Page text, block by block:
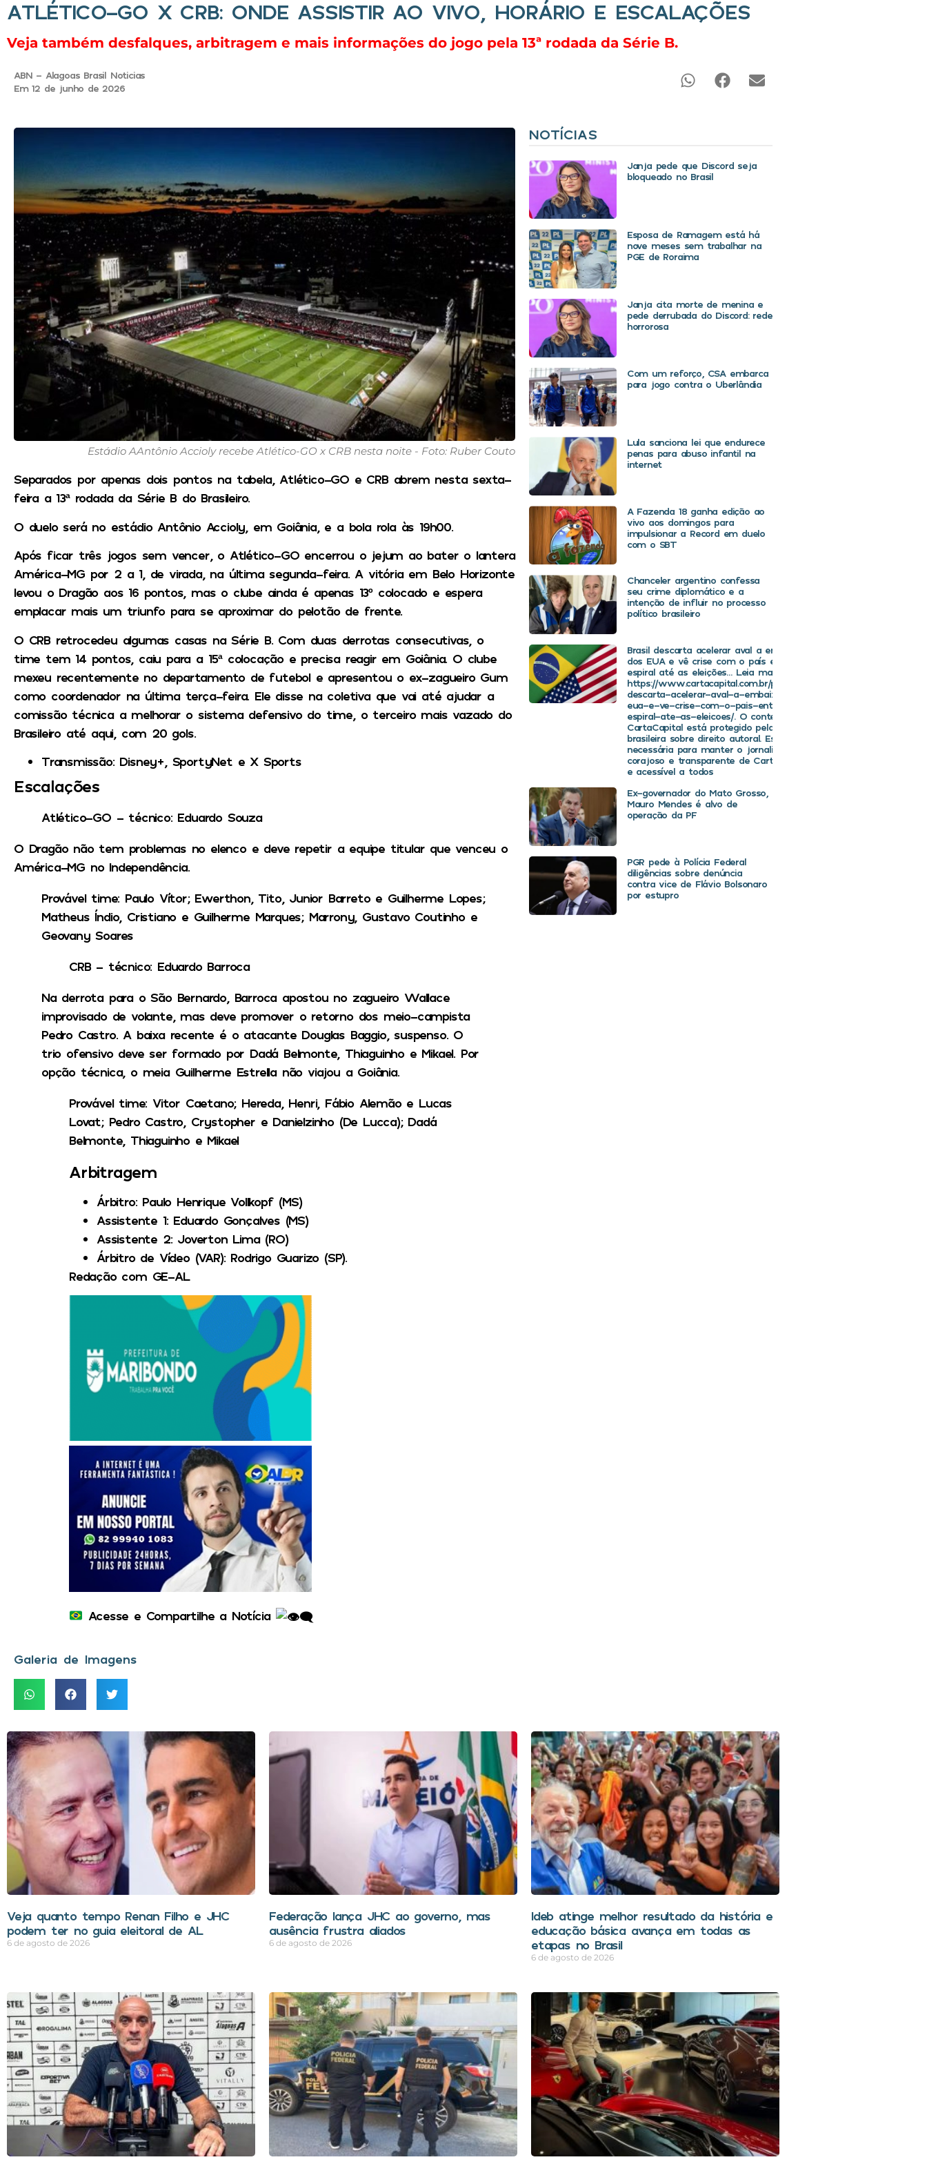
ATLÉTICO-GO X CRB: ONDE ASSISTIR AO VIVO, HORÁRIO E ESCALAÇÕES
Veja também desfalques, arbitragem e mais informações do jogo pela 13ª rodada da Série B.
ABN - Alagoas Brasil Noticias
Em 12 de junho de 2026
Estádio AAntônio Accioly recebe Atlético-GO x CRB nesta noite - Foto: Ruber Couto
Separados por apenas dois pontos na tabela, Atlético-GO e CRB abrem nesta sexta-
feira a 13ª rodada da Série B do Brasileiro.
O duelo será no estádio Antônio Accioly, em Goiânia, e a bola rola às 19h00.
Após ficar três jogos sem vencer, o Atlético-GO encerrou o jejum ao bater o lantera
América-MG por 2 a 1, de virada, na última segunda-feira. A vitória em Belo Horizonte
levou o Dragão aos 16 pontos, mas o clube ainda é apenas 13º colocado e espera
emplacar mais um triunfo para se aproximar do pelotão de frente.
O CRB retrocedeu algumas casas na Série B. Com duas derrotas consecutivas, o
time tem 14 pontos, caiu para a 15ª colocação e precisa reagir em Goiânia. O clube
mexeu recentemente no departamento de futebol e apresentou o ex-zagueiro Gum
como coordenador na última terça-feira. Ele disse na coletiva que vai até ajudar a
comissão técnica a melhorar o sistema defensivo do time, o terceiro mais vazado do
Brasileiro até aqui, com 20 gols.
Transmissão: Disney+, SportyNet e X Sports
Escalações
Atlético-GO – técnico: Eduardo Souza
O Dragão não tem problemas no elenco e deve repetir a equipe titular que venceu o
América-MG no Independência.
Provável time: Paulo Vítor; Ewerthon, Tito, Junior Barreto e Guilherme Lopes;
Matheus Índio, Cristiano e Guilherme Marques; Marrony, Gustavo Coutinho e
Geovany Soares
CRB – técnico: Eduardo Barroca
Na derrota para o São Bernardo, Barroca apostou no zagueiro Wallace
improvisado de volante, mas deve promover o retorno dos meio-campista
Pedro Castro. A baixa recente é o atacante Douglas Baggio, suspenso. O
trio ofensivo deve ser formado por Dadá Belmonte, Thiaguinho e Mikael. Por
opção técnica, o meia Guilherme Estrella não viajou a Goiânia.
Provável time: Vitor Caetano; Hereda, Henri, Fábio Alemão e Lucas
Lovat; Pedro Castro, Crystopher e Danielzinho (De Lucca); Dadá
Belmonte, Thiaguinho e Mikael
Arbitragem
Árbitro: Paulo Henrique Vollkopf (MS)
Assistente 1: Eduardo Gonçalves (MS)
Assistente 2: Joverton Lima (RO)
Árbitro de Vídeo (VAR): Rodrigo Guarizo (SP).
Redação com GE-AL
Acesse e Compartilhe a Notícia
Galeria de Imagens
NOTÍCIAS
Janja pede que Discord seja
bloqueado no Brasil
Esposa de Ramagem está há
nove meses sem trabalhar na
PGE de Roraima
Janja cita morte de menina e
pede derrubada do Discord: rede
horrorosa
Com um reforço, CSA embarca
para jogo contra o Uberlândia
Lula sanciona lei que endurece
penas para abuso infantil na
internet
A Fazenda 18 ganha edição ao
vivo aos domingos para
impulsionar a Record em duelo
com o SBT
Chanceler argentino confessa
seu crime diplomático e a
intenção de influir no processo
político brasileiro
Brasil descarta acelerar aval a embaixador
dos EUA e vê crise com o país entrar em
espiral até as eleições… Leia mais em
https://www.cartacapital.com.br/politica/brasil-
descarta-acelerar-aval-a-embaixador-dos-
eua-e-ve-crise-com-o-pais-entrar-em-
espiral-ate-as-eleicoes/. O conteúdo de
CartaCapital está protegido pela legislação
brasileira sobre direito autoral. Essa defesa é
necessária para manter o jornalismo
corajoso e transparente de CartaCapital vivo
e acessível a todos
Ex-governador do Mato Grosso,
Mauro Mendes é alvo de
operação da PF
PGR pede à Polícia Federal
diligências sobre denúncia
contra vice de Flávio Bolsonaro
por estupro
Veja quanto tempo Renan Filho e JHC
podem ter no guia eleitoral de AL
6 de agosto de 2026
Federação lança JHC ao governo, mas
ausência frustra aliados
6 de agosto de 2026
Ideb atinge melhor resultado da história e
educação básica avança em todas as
etapas no Brasil
6 de agosto de 2026